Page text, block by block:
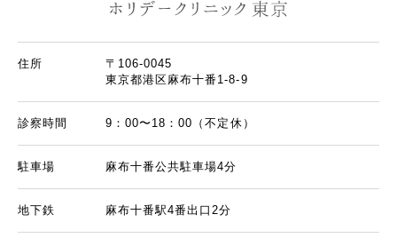
住所
〒106-0045
東京都港区麻布十番1-8-9
診察時間 9：00〜18：00（不定休）
駐車場 麻布十番公共駐車場4分
地下鉄 麻布十番駅4番出口2分